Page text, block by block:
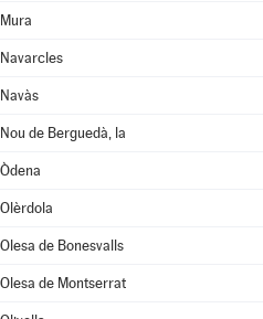
Mura
Navarcles
Navàs
Nou de Berguedà, la
Òdena
Olèrdola
Olesa de Bonesvalls
Olesa de Montserrat